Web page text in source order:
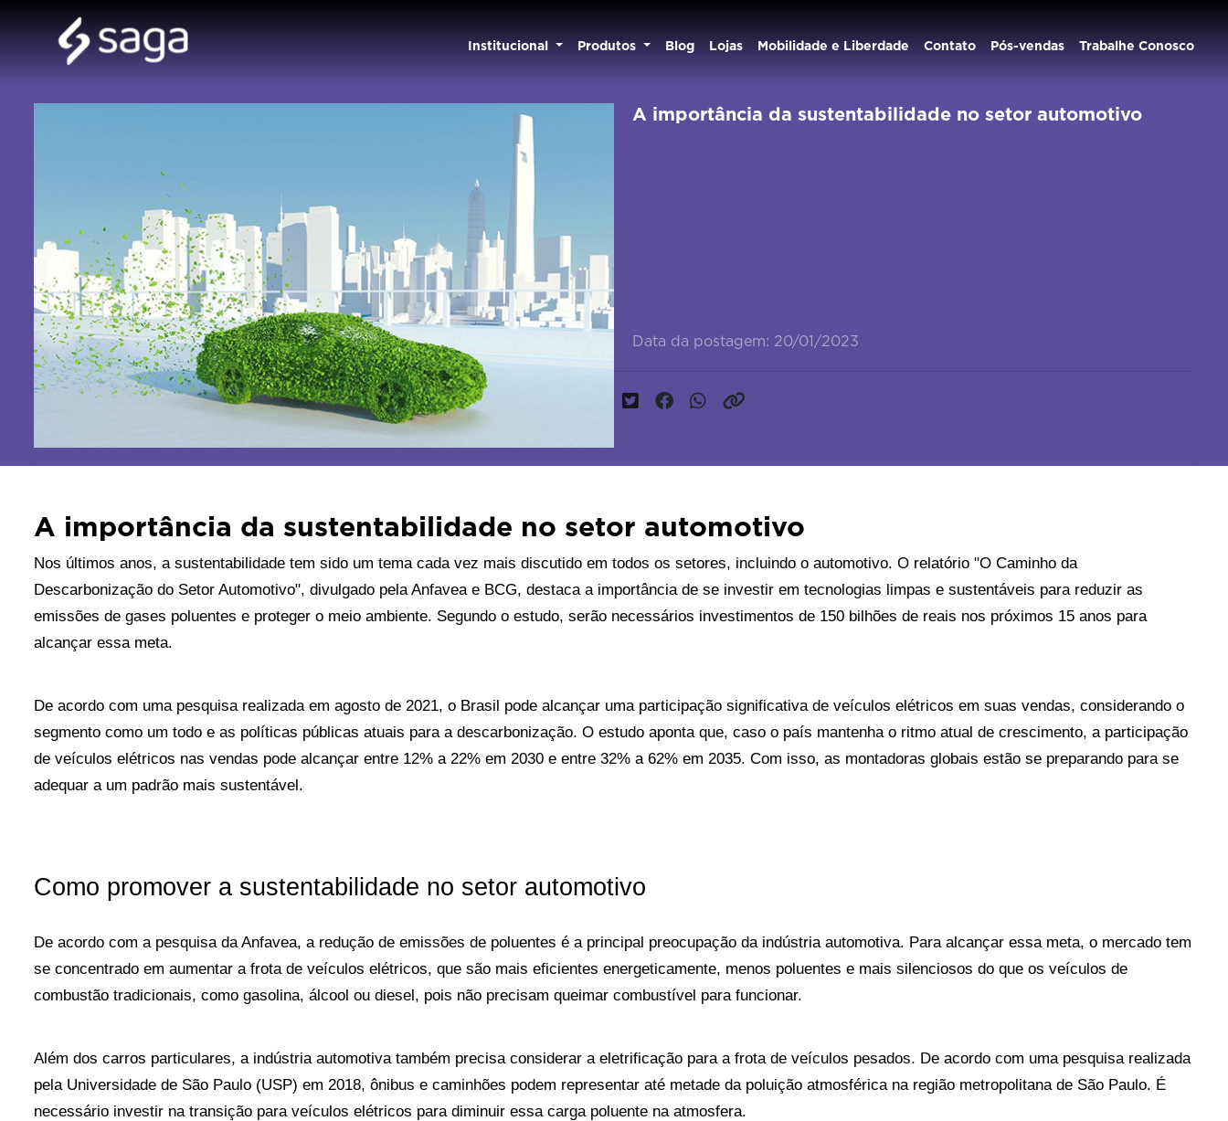
Institucional Produtos Blog Lojas Mobilidade e Liberdade Contato Pós-vendas Trabalhe Conosco
A importância da sustentabilidade no setor automotivo
Data da postagem: 20/01/2023
A importância da sustentabilidade no setor automotivo
Nos últimos anos, a sustentabilidade tem sido um tema cada vez mais discutido em todos os setores, incluindo o automotivo. O relatório "O Caminho da
Descarbonização do Setor Automotivo", divulgado pela Anfavea e BCG, destaca a importância de se investir em tecnologias limpas e sustentáveis para reduzir as
emissões de gases poluentes e proteger o meio ambiente. Segundo o estudo, serão necessários investimentos de 150 bilhões de reais nos próximos 15 anos para
alcançar essa meta.
De acordo com uma pesquisa realizada em agosto de 2021, o Brasil pode alcançar uma participação significativa de veículos elétricos em suas vendas, considerando o
segmento como um todo e as políticas públicas atuais para a descarbonização. O estudo aponta que, caso o país mantenha o ritmo atual de crescimento, a participação
de veículos elétricos nas vendas pode alcançar entre 12% a 22% em 2030 e entre 32% a 62% em 2035. Com isso, as montadoras globais estão se preparando para se
adequar a um padrão mais sustentável.
Como promover a sustentabilidade no setor automotivo
De acordo com a pesquisa da Anfavea, a redução de emissões de poluentes é a principal preocupação da indústria automotiva. Para alcançar essa meta, o mercado tem
se concentrado em aumentar a frota de veículos elétricos, que são mais eficientes energeticamente, menos poluentes e mais silenciosos do que os veículos de
combustão tradicionais, como gasolina, álcool ou diesel, pois não precisam queimar combustível para funcionar.
Além dos carros particulares, a indústria automotiva também precisa considerar a eletrificação para a frota de veículos pesados. De acordo com uma pesquisa realizada
pela Universidade de São Paulo (USP) em 2018, ônibus e caminhões podem representar até metade da poluição atmosférica na região metropolitana de São Paulo. É
necessário investir na transição para veículos elétricos para diminuir essa carga poluente na atmosfera.